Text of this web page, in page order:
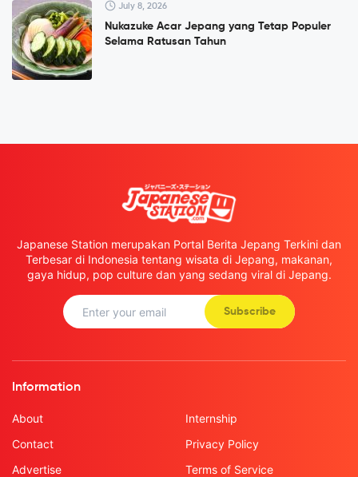
July 8, 2026
Nukazuke Acar Jepang yang Tetap Populer
Selama Ratusan Tahun
Japanese Station merupakan Portal Berita Jepang Terkini dan
Terbesar di Indonesia tentang wisata di Jepang, makanan,
gaya hidup, pop culture dan yang sedang viral di Jepang.
Subscribe
Information
About
Contact
Advertise
Internship
Privacy Policy
Terms of Service